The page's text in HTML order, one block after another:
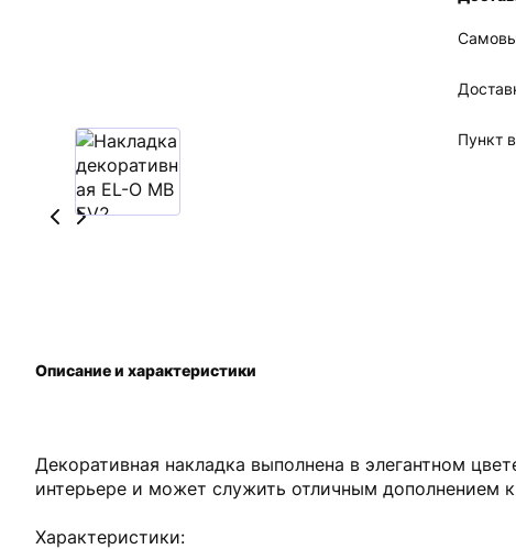
Пункт
Декоративная накладка выполнена в элегантном
интерьере и может служить отличным дополнением
Характеристики:
Описание и характеристики